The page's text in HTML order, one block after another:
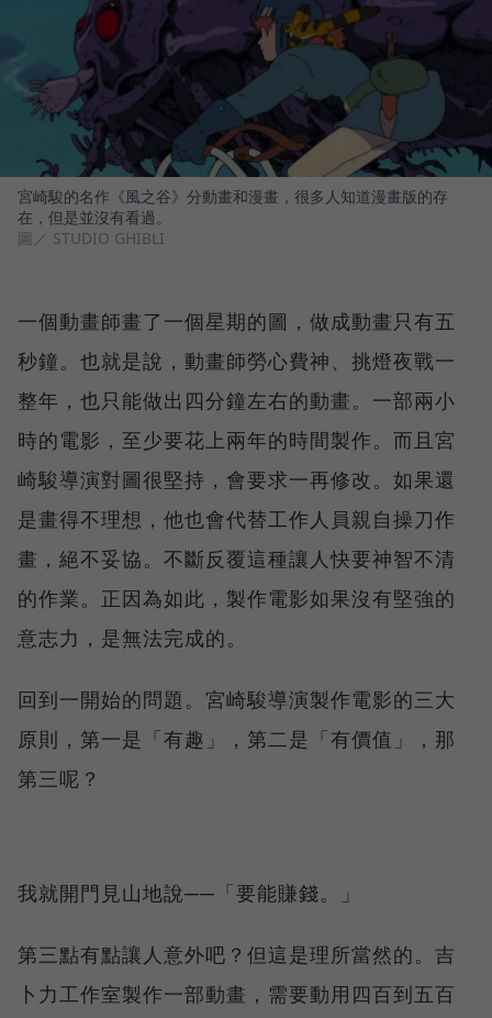
宮崎駿的名作《風之谷》分動畫和漫畫，很多人知道漫畫版的存
在，但是並沒有看過。
圖／ STUDIO GHIBLI
一個動畫師畫了一個星期的圖，做成動畫只有五
秒鐘。也就是說，動畫師勞心費神、挑燈夜戰一
整年，也只能做出四分鐘左右的動畫。一部兩小
時的電影，至少要花上兩年的時間製作。而且宮
崎駿導演對圖很堅持，會要求一再修改。如果還
是畫得不理想，他也會代替工作人員親自操刀作
畫，絕不妥協。不斷反覆這種讓人快要神智不清
的作業。正因為如此，製作電影如果沒有堅強的
意志力，是無法完成的。
回到一開始的問題。宮崎駿導演製作電影的三大
原則，第一是「有趣」，第二是「有價值」，那
第三呢？
我就開門見山地說──「要能賺錢。」
第三點有點讓人意外吧？但這是理所當然的。吉
卜力工作室製作一部動畫，需要動用四百到五百